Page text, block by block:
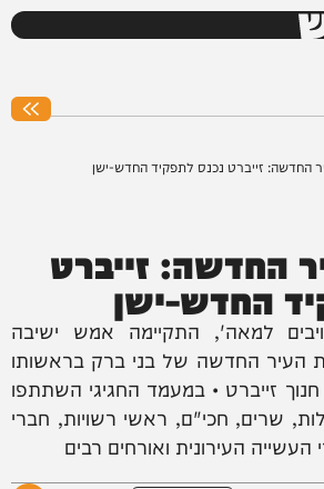
החדשה: זייברט נכנס לתפקיד החדש-ישן
החדשה: זייברט
החדש-ישן
למאה', התקיימה אמש ישיבה
העיר החדשה של בני ברק בראשותו
זייברט • במעמד החגיגי השתתפו
שרים, חכי"ם, ראשי רשויות, חברי
העירונית ואורחים רבים